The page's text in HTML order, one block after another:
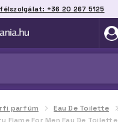
+36 20 267 5125
parfüm Eau De Toilette